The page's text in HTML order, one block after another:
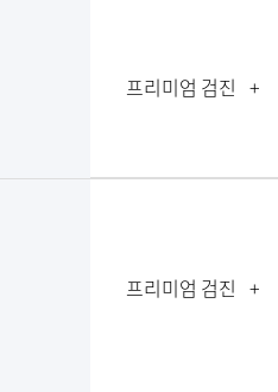
프리미엄 검진 +
프리미엄 검진 +